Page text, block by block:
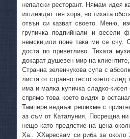
непалски ресторант. Нямам идея
изглеждат тия хора, но тихата
отвън си казват своето. Меню,
групичка подпийнали и весели
немски,или поне така ми се счу.
доста по приветливо. Тихата
докарат душевен мир на
Странна зеленчукова супа с
листа от странно тесто което
има и малка купичка сладко-
спрямо това което видях в
Тампере веднъж решихме с
аз съм от Каталуния. Посрещна
нещо като предястие на цена
Ха.. ХХаресвам си риба за около